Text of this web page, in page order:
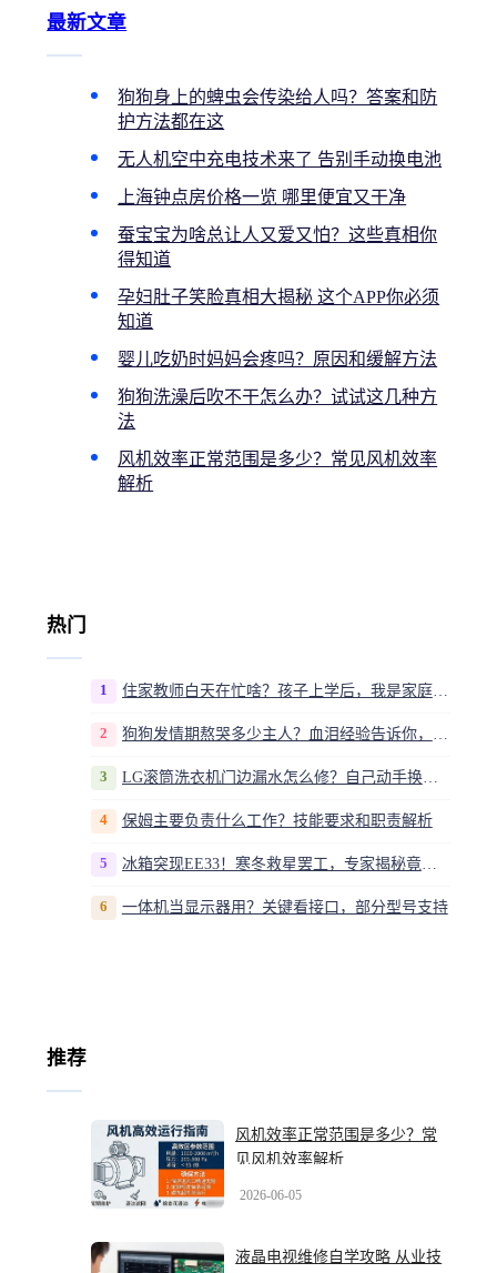
最新文章
狗狗身上的蜱虫会传染给人吗？答案和防
护方法都在这
无人机空中充电技术来了 告别手动换电池
上海钟点房价格一览 哪里便宜又干净
蚕宝宝为啥总让人又爱又怕？这些真相你
得知道
孕妇肚子笑脸真相大揭秘 这个APP你必须
知道
婴儿吃奶时妈妈会疼吗？原因和缓解方法
狗狗洗澡后吹不干怎么办？试试这几种方
法
风机效率正常范围是多少？常见风机效率
解析
热门
1 住家教师白天在忙啥？孩子上学后，我是家庭运营官
2
3 LG滚筒洗衣机门边漏水怎么修？自己动手换密封圈教程视频
4 保姆主要负责什么工作？技能要求和职责解析
5 冰箱突现EE33！寒冬救星罢工，专家揭秘竟是无解故障？
6 一体机当显示器用？关键看接口，部分型号支持
推荐
风机效率正常范围是多少？常
见风机效率解析
2026-06-05
液晶电视维修自学攻略 从业技